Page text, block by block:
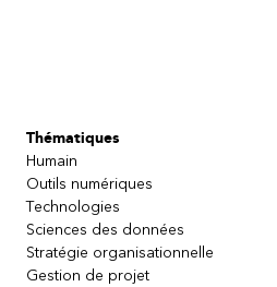
Thématiques
Humain
Outils numériques
Technologies
Sciences des données
Stratégie organisationnelle
Gestion de projet